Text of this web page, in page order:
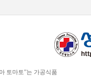
토마토”는 가공식품